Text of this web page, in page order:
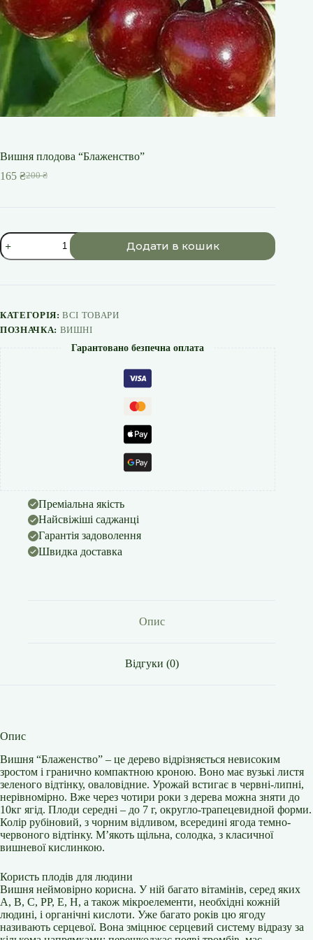
Вишня плодова “Блаженство”
200₴
Оригінальна
165 ₴Поточна
Вишня
плодова
"Блаженство"
Додати в кошик
КАТЕГОРІЯ:ВСІ ТОВАРИ
ПОЗНАЧКА: ВИШНІ
Гарантовано безпечна оплата
Преміальна якість
Найсвіжіші саджанці
Гарантія задоволення
Швидка доставка
Опис
Відгуки (0)
Опис
Вишня “Блаженство” – це дерево відрізняється невисоким
зростом і гранично компактною кроною. Воно має вузькі листя
зеленого відтінку, оваловідние. Урожай встигає в червні-липні,
нерівномірно. Вже через чотири роки з дерева можна зняти до
10кг ягід. Плоди середні – до 7 г, округло-трапецевидной форми.
Колір рубіновий, з чорним відливом, всередині ягода темно-
червоного відтінку. М’якоть щільна, солодка, з класичної
вишневої кислинкою.
Користь плодів для людини
Вишня неймовірно корисна. У ній багато вітамінів, серед яких
А, В, С, РР, Е, Н, а також мікроелементи, необхідні кожній
людині, і органічні кислоти. Уже багато років цю ягоду
називають серцевої. Вона зміцнює серцевий систему відразу за